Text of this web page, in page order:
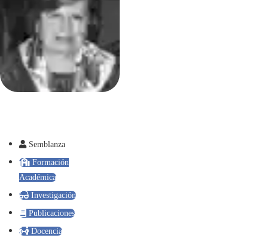
Semblanza
Formación
Académica
Investigación
Publicaciones
Docencia